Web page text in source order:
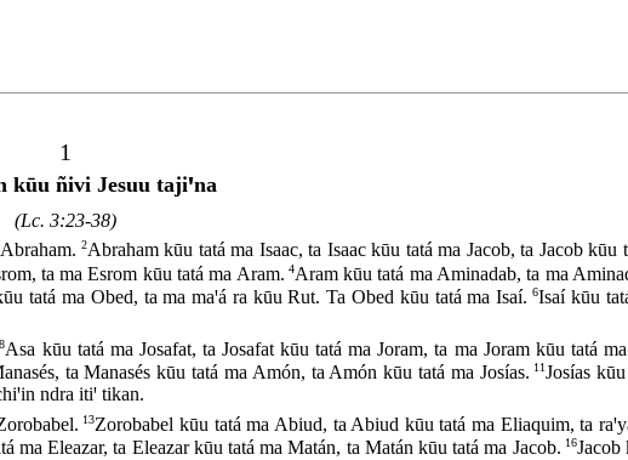
tāa rachaꞌnu Mate
1
kūu ñivi Jesuu tajiꞌna
(Lc. 3:23-38)
2Abraham kūu tatá ma Isaac, ta Isaac kūu tatá ma Jacob, ta Jacob kūu
ta ma Esrom kūu tatá ma Aram. 4Aram kūu tatá ma Aminadab, ta ma
tatá ma Obed, ta ma maꞌá ra kūu Rut. Ta Obed kūu tatá ma Isaí. 6Isaí kūu
8Asa kūu tatá ma Josafat, ta Josafat kūu tatá ma Joram, ta ma Joram kūu tatá
ta Manasés kūu tatá ma Amón, ta Amón kūu tatá ma Josías. 11 Josías
ndra itiꞌ tikan.
13Zorobabel kūu tatá ma Abiud, ta Abiud kūu tatá ma Eliaquim, ta
ma Eleazar, ta Eleazar kūu tatá ma Matán, ta Matán kūu tatá ma Jacob. 16Jacob